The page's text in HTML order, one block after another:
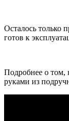
Осталось только
готов к
Подробнее о том,
руками из